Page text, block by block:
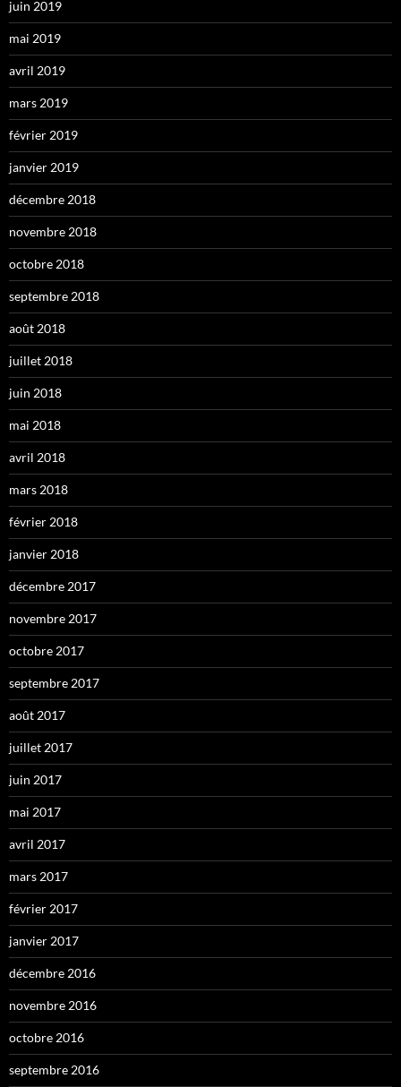
juin 2019
mai 2019
avril 2019
mars 2019
février 2019
janvier 2019
décembre 2018
novembre 2018
octobre 2018
septembre 2018
août 2018
juillet 2018
juin 2018
mai 2018
avril 2018
mars 2018
février 2018
janvier 2018
décembre 2017
novembre 2017
octobre 2017
septembre 2017
août 2017
juillet 2017
juin 2017
mai 2017
avril 2017
mars 2017
février 2017
janvier 2017
décembre 2016
novembre 2016
octobre 2016
septembre 2016